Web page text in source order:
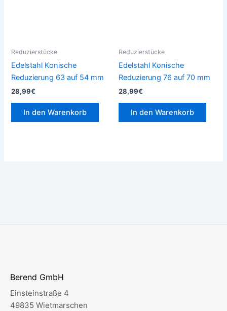
Reduzierstücke
Edelstahl Konische
Reduzierung 63 auf 54 mm
28,99€
In den Warenkorb
Reduzierstücke
Edelstahl Konische
Reduzierung 76 auf 70 mm
28,99€
In den Warenkorb
Berend GmbH
Einsteinstraße 4
49835 Wietmarschen